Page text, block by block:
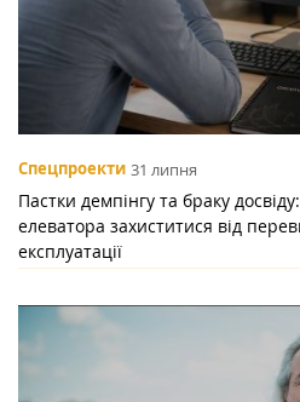
Спецпроекти 31 липня
Пастки демпінгу та браку
елеватора захиститися від
експлуатації